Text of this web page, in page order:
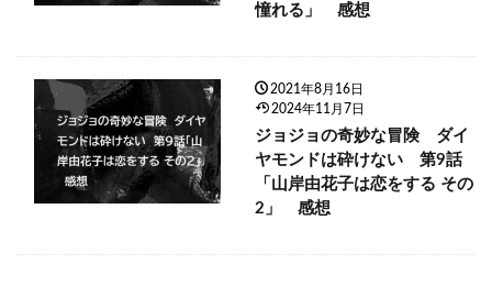
憧れる」 感想
2021年8月16日
2024年11月7日
ジョジョの奇妙な冒険 ダイ
ヤモンドは砕けない 第9話
「山岸由花子は恋をする その
2」 感想